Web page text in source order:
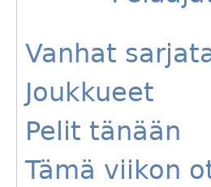
Vanhat
Joukkueet
Pelit tänään
Tämä viikon